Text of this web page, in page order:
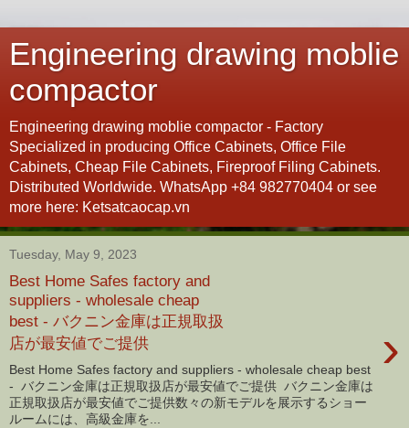
Engineering drawing moblie
compactor
Engineering drawing moblie compactor - Factory
Specialized in producing Office Cabinets, Office File
Cabinets, Cheap File Cabinets, Fireproof Filing Cabinets.
Distributed Worldwide. WhatsApp +84 982770404 or see
more here: Ketsatcaocap.vn
Tuesday, May 9, 2023
Best Home Safes factory and
suppliers - wholesale cheap
best - バクニン金庫は正規取扱
店が最安値でご提供
›
Best Home Safes factory and suppliers - wholesale cheap best
- バクニン金庫は正規取扱店が最安値でご提供 バクニン金庫は
正規取扱店が最安値でご提供数々の新モデルを展示するショー
ルームには、高級金庫を...